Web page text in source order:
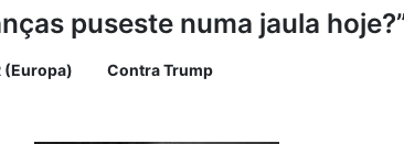
puseste numa jaula
(Europa) Contra Trump